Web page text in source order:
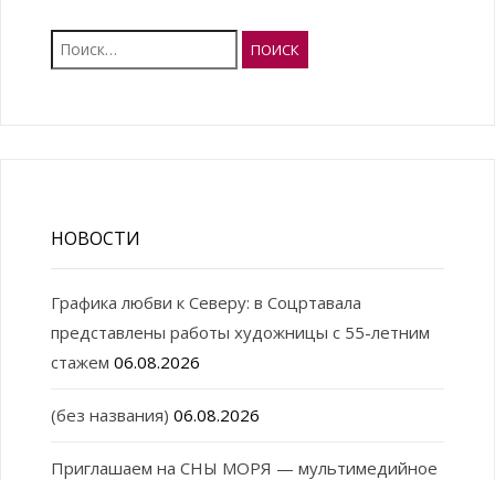
Найти:
НОВОСТИ
Графика любви к Северу: в Соцртавала
представлены работы художницы с 55-летним
стажем 06.08.2026
(без названия) 06.08.2026
Приглашаем на СНЫ МОРЯ — мультимедийное